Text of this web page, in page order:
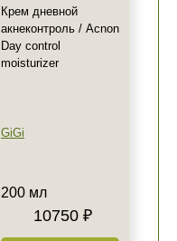
Крем дневной
акнеконтроль / Acnon
Day control
moisturizer
GiGi
200 мл
10750 ₽